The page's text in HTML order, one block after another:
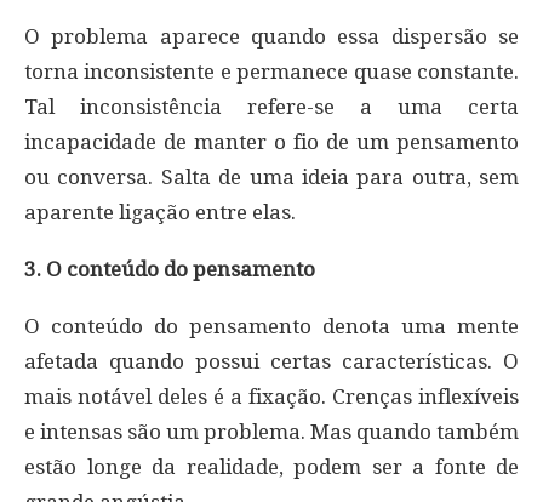
O problema aparece quando essa dispersão se
torna inconsistente e permanece quase constante.
Tal inconsistência refere-se a uma certa
incapacidade de manter o fio de um pensamento
ou conversa. Salta de uma ideia para outra, sem
aparente ligação entre elas.
3. O conteúdo do pensamento
O conteúdo do pensamento denota uma mente
afetada quando possui certas características. O
mais notável deles é a fixação. Crenças inflexíveis
e intensas são um problema. Mas quando também
estão longe da realidade, podem ser a fonte de